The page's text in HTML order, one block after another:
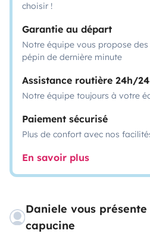
choisir !
Garantie au départ
Notre équipe vous propose
pépin de dernière minute
Assistance routière 24h/
Notre équipe toujours à votre
Paiement sécurisé
Plus de confort avec nos
En savoir plus
Daniele vous
capucine